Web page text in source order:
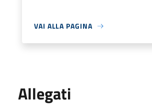
VAI ALLA PAGINA
Allegati